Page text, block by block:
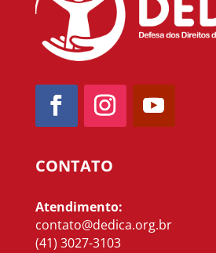
CONTATO
Atendimento:
contato@dedica.org.br
(41) 3027-3103